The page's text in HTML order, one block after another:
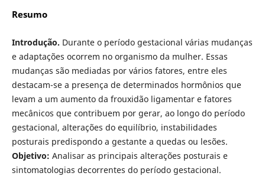
Resumo
Introdução. Durante o período gestacional várias mudanças
e adaptações ocorrem no organismo da mulher. Essas
mudanças são mediadas por vários fatores, entre eles
destacam-se a presença de determinados hormônios que
levam a um aumento da frouxidão ligamentar e fatores
mecânicos que contribuem por gerar, ao longo do período
gestacional, alterações do equilíbrio, instabilidades
posturais predispondo a gestante a quedas ou lesões.
Objetivo: Analisar as principais alterações posturais e
sintomatologias decorrentes do período gestacional.